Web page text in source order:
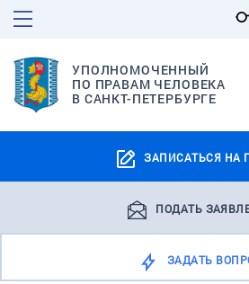
УПОЛНОМОЧЕННЫЙ
ПО ПРАВАМ ЧЕЛОВЕКА
В САНКТ-ПЕТЕРБУРГЕ
ЗАПИСАТЬСЯ НА
ПОДАТЬ
ЗАДАТЬ